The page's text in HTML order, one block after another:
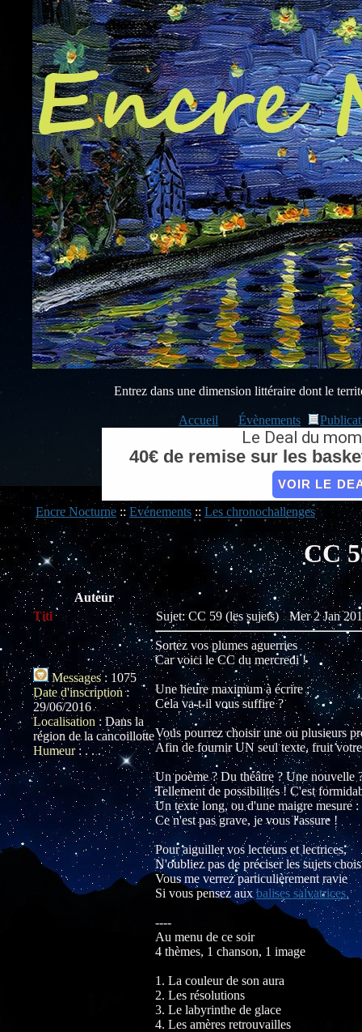
Entrez dans une dimension littéraire dont le
Accueil Évènements
Le Deal du
40€ de remise sur les
VOIR LE
Encre Nocturne :: Evénements :: Les chronochallenges
CC
Auteur
Titi
Messages : 1075
Date d'inscription:
29/06/2016
Localisation : Dans la
région de la cancoillotte
Humeur: . . .
Sujet: CC 59 (les sujets)Mer 2 Jan
Sortez vos plumes aguerries
Car voici le CC du mercredi !
Une heure maximum à écrire ;
Cela va-t-il vous suffire ?
Vous pourrez choisir une ou plusieurs
Afin de fournir UN seul texte, fruit
Un poème ? Du théâtre ? Une nouvelle
Tellement de possibilités ! C'est
Un texte long, ou d'une maigre mesure :
Ce n'est pas grave, je vous l'assure !
Pour aiguiller vos lecteurs et lectrices,
N'oubliez pas de préciser les sujets
Vous me verrez particulièrement ravie
Si vous pensez aux balises salvatrices.
----
Au menu de ce soir
4 thèmes, 1 chanson, 1 image
1. La couleur de son aura
2. Les résolutions
3. Le labyrinthe de glace
4. Les amères retrouvailles